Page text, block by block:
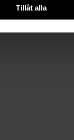
Tillåt alla